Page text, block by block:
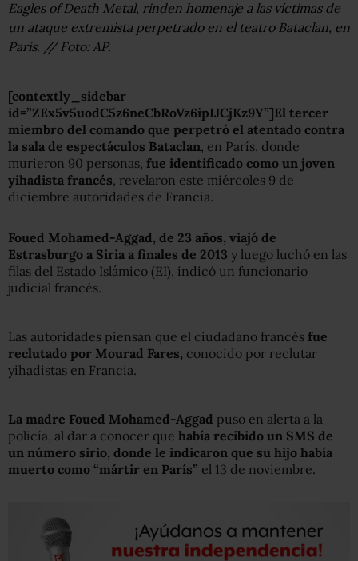
Eagles of Death Metal, rinden homenaje a las víctimas de
un ataque extremista perpetrado en el teatro Bataclan, en
París. // Foto: AP.
[contextly_sidebar
id=”ZEx5v5uodC5z6neCbRoVz6ipIJCjKz9Y”]El tercer
miembro del comando que perpetró el atentado contra
la sala de espectáculos Bataclan, en París, donde
murieron 90 personas, fue identificado como un joven
yihadista francés, revelaron este miércoles 9 de
diciembre autoridades de Francia.
Foued Mohamed-Aggad, de 23 años, viajó de
Estrasburgo a Siria a finales de 2013 y luego luchó en las
filas del Estado Islámico (EI), indicó un funcionario
judicial francés.
Las autoridades piensan que el ciudadano francés fue
reclutado por Mourad Fares, conocido por reclutar
yihadistas en Francia.
La madre Foued Mohamed-Aggad puso en alerta a la
policía, al dar a conocer que había recibido un SMS de
un número sirio, donde le indicaron que su hijo había
muerto como “mártir en París” el 13 de noviembre.